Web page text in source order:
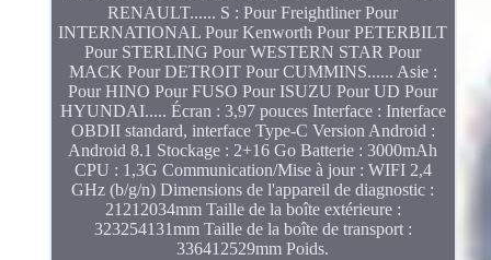
RENAULT...... S : Pour Freightliner Pour
INTERNATIONAL Pour Kenworth Pour PETERBILT
Pour STERLING Pour WESTERN STAR Pour
MACK Pour DETROIT Pour CUMMINS...... Asie :
Pour HINO Pour FUSO Pour ISUZU Pour UD Pour
HYUNDAI..... Écran : 3,97 pouces Interface : Interface
OBDII standard, interface Type-C Version Android :
Android 8.1 Stockage : 2+16 Go Batterie : 3000mAh
CPU : 1,3G Communication/Mise à jour : WIFI 2,4
GHz (b/g/n) Dimensions de l'appareil de diagnostic :
21212034mm Taille de la boîte extérieure :
323254131mm Taille de la boîte de transport :
336412529mm Poids.